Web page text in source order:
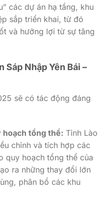
các dự án hạ tầng, khu
sắp triển khai, từ đó
và hưởng lợi từ sự tăng
Sáp Nhập Yên Bái –
sẽ có tác động đáng
hoạch tổng thể: Tỉnh Lào
chỉnh và tích hợp các
quy hoạch tổng thể của
ra những thay đổi lớn
phân bổ các khu